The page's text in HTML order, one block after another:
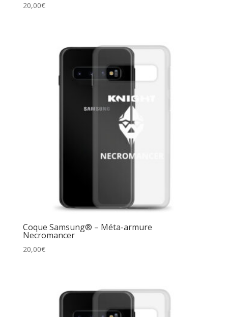
20,00€
Coque Samsung® – Méta-armure
Necromancer
20,00€